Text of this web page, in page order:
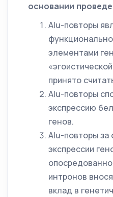
основании
Alu-повторы
элементами
принято
Alu-повторы
экспрессию
генов.
Alu-повторы за
экспрессии
интронов
вклад в